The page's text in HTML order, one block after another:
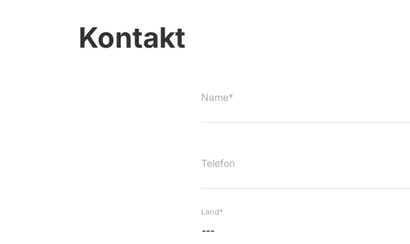
Kontakt
Name*
Telefon
---
Land*